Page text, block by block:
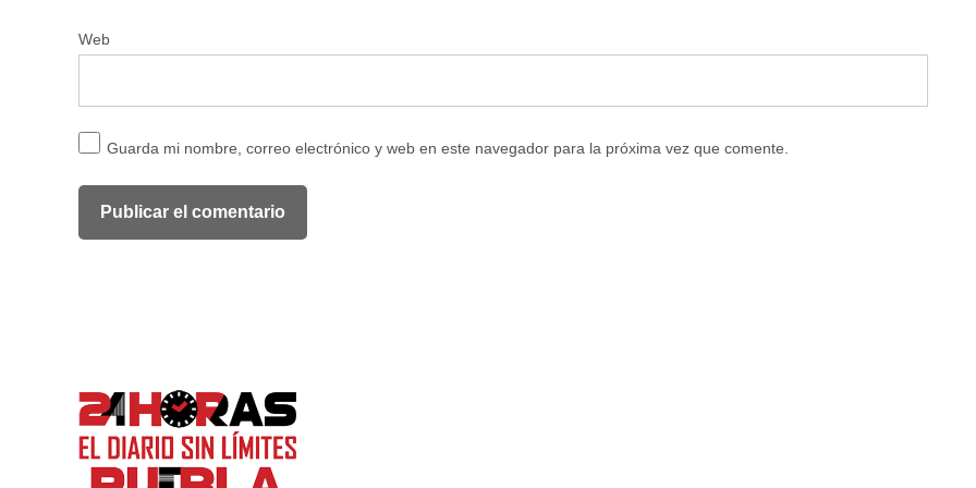
Web
Guarda mi nombre, correo electrónico y web en este navegador para la próxima vez que comente.